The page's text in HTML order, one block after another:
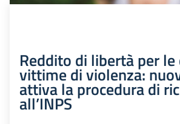
Reddito di libertà per
vittime di violenza:
attiva la procedura di
all’INPS